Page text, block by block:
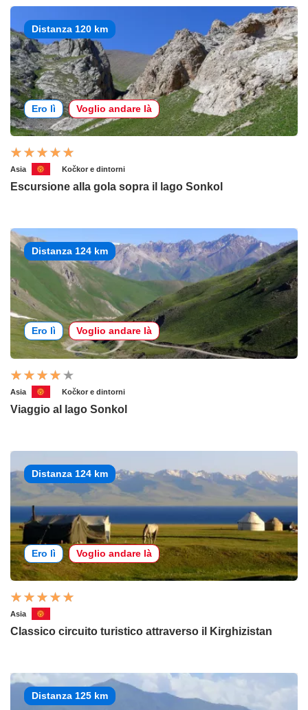
Distanza 120 km
Ero lì Voglio andare là
Asia Kočkor e dintorni
Escursione alla gola sopra il lago Sonkol
Distanza 124 km
Ero lì Voglio andare là
Asia Kočkor e dintorni
Viaggio al lago Sonkol
Distanza 124 km
Ero lì Voglio andare là
Asia
Classico circuito turistico attraverso il Kirghizistan
Distanza 125 km